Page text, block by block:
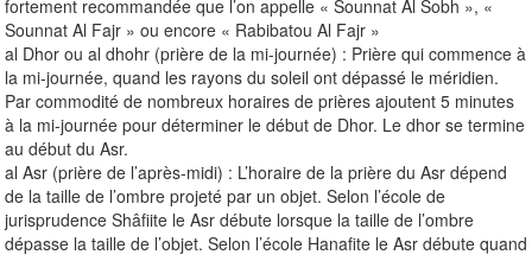
fortement recommandée que l’on appelle « Sounnat Al Sobh », «
Sounnat Al Fajr » ou encore « Rabibatou Al Fajr »
al Dhor ou al dhohr (prière de la mi-journée) : Prière qui commence à
la mi-journée, quand les rayons du soleil ont dépassé le méridien.
Par commodité de nombreux horaires de prières ajoutent 5 minutes
à la mi-journée pour déterminer le début de Dhor. Le dhor se termine
au début du Asr.
al Asr (prière de l’après-midi) : L’horaire de la prière du Asr dépend
de la taille de l’ombre projeté par un objet. Selon l’école de
jurisprudence Shâfiite le Asr débute lorsque la taille de l’ombre
dépasse la taille de l’objet. Selon l’école Hanafite le Asr débute quand